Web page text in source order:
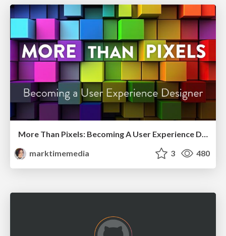
More Than Pixels: Becoming A User Experience Designer
marktimemedia
3 480